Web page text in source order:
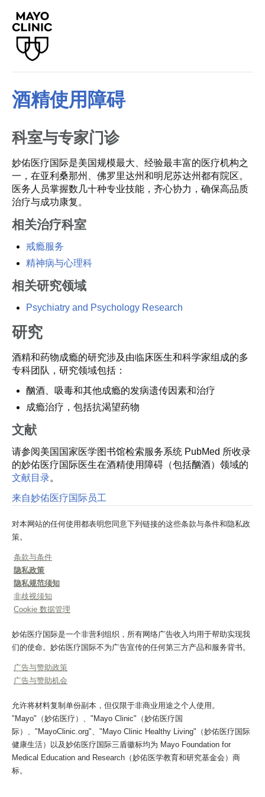
酒精使用障碍
科室与专家门诊
妙佑医疗国际是美国规模最大、经验最丰富的医疗机构之
一，在亚利桑那州、佛罗里达州和明尼苏达州都有院区。
医务人员掌握数几十种专业技能，齐心协力，确保高品质
治疗与成功康复。
相关治疗科室
戒瘾服务
精神病与心理科
相关研究领域
Psychiatry and Psychology Research
研究
酒精和药物成瘾的研究涉及由临床医生和科学家组成的多
专科团队，研究领域包括：
酗酒、吸毒和其他成瘾的发病遗传因素和治疗
成瘾治疗，包括抗渴望药物
文献
请参阅美国国家医学图书馆检索服务系统 PubMed 所收录
的妙佑医疗国际医生在酒精使用障碍（包括酗酒）领域的
文献目录。
来自妙佑医疗国际员工
对本网站的任何使用都表明您同意下列链接的这些条款与条件和隐私政
策。
条款与条件
隐私政策
隐私规范须知
非歧视须知
Cookie 数据管理
妙佑医疗国际是一个非营利组织，所有网络广告收入均用于帮助实现我
们的使命。妙佑医疗国际不为广告宣传的任何第三方产品和服务背书。
广告与赞助政策
广告与赞助机会
允许将材料复制单份副本，但仅限于非商业用途之个人使用。
"Mayo"（妙佑医疗）、"Mayo Clinic"（妙佑医疗国
际）、"MayoClinic.org"、"Mayo Clinic Healthy Living"（妙佑医疗国际
健康生活）以及妙佑医疗国际三盾徽标均为 Mayo Foundation for
Medical Education and Research（妙佑医学教育和研究基金会）商
标。